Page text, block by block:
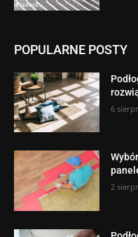
POPULARNE POSTY
6
2